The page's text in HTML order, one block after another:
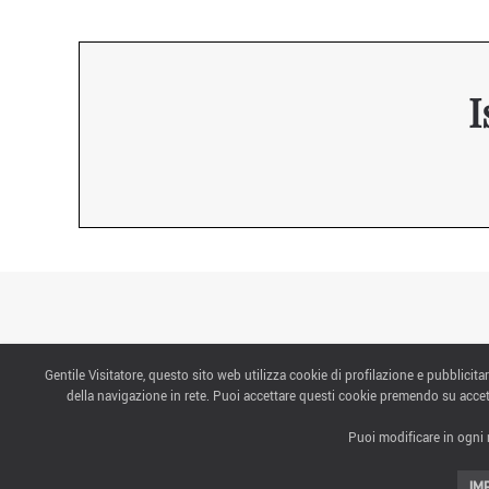
CONTATTI
Gentile Visitatore, questo sito web utilizza cookie di profilazione e
della navigazione in rete. Puoi accettare questi cookie premendo su
Puoi modificare in ogni